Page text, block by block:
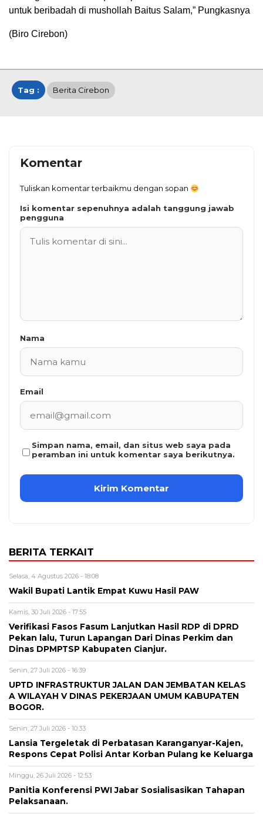
untuk beribadah di mushollah Baitus Salam,” Pungkasnya
(Biro Cirebon)
Tag : Berita Cirebon
Komentar
Tuliskan komentar terbaikmu dengan sopan
Isi komentar sepenuhnya adalah tanggung jawab
pengguna
Nama
Email
Simpan nama, email, dan situs web saya pada
peramban ini untuk komentar saya berikutnya.
BERITA TERKAIT
Selasa, 4 Agustus 2026 - 18:08
Wakil Bupati Lantik Empat Kuwu Hasil PAW
Kamis, 30 Juli 2026 - 17:55
Verifikasi Fasos Fasum Lanjutkan Hasil RDP di DPRD
Pekan lalu, Turun Lapangan Dari Dinas Perkim dan
Dinas DPMPTSP Kabupaten Cianjur.
Senin, 27 Juli 2026 - 16:39
UPTD INFRASTRUKTUR JALAN DAN JEMBATAN KELAS
A WILAYAH V DINAS PEKERJAAN UMUM KABUPATEN
BOGOR.
Senin, 27 Juli 2026 - 10:33
Lansia Tergeletak di Perbatasan Karanganyar-Kajen,
Respons Cepat Polisi Antar Korban Pulang ke Keluarga
Minggu, 26 Juli 2026 - 12:53
Panitia Konferensi PWI Jabar Sosialisasikan Tahapan
Pelaksanaan.